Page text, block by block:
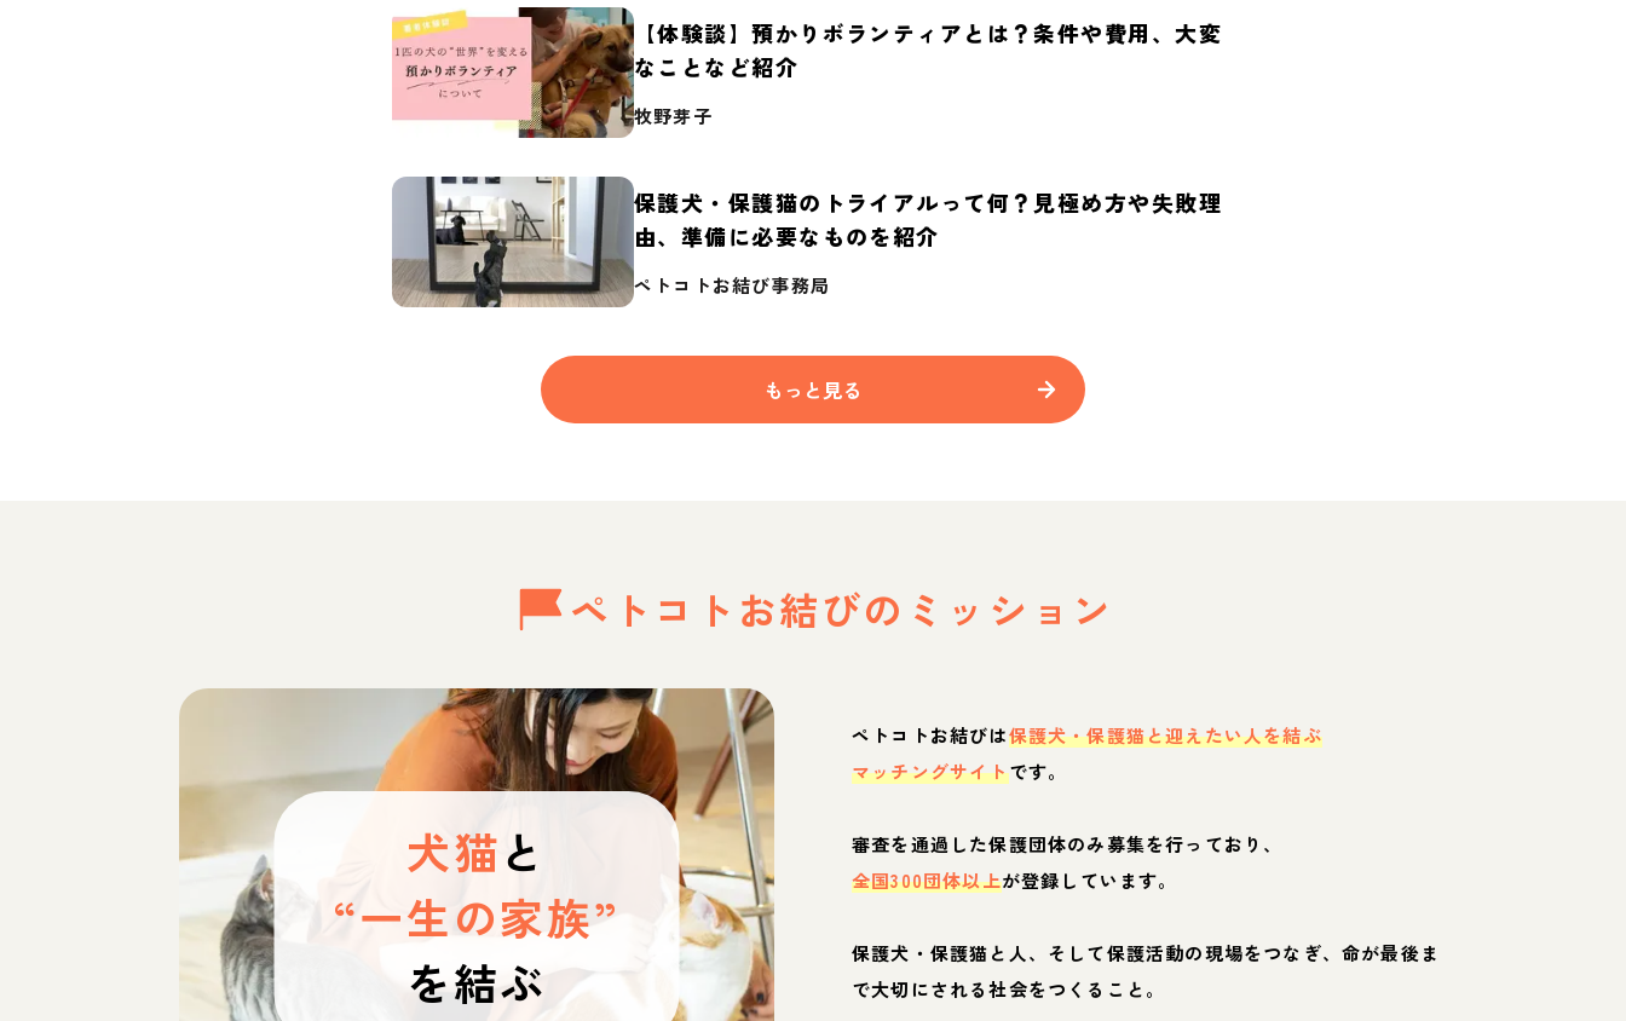
【体験談】預かりボランティアとは？条件や費用、大変
なことなど紹介
牧野芽子
保護犬・保護猫のトライアルって何？見極め方や失敗理
由、準備に必要なものを紹介
ペトコトお結び事務局
もっと見る
ペトコトお結びの ミッション
犬猫と
“一生の家族”
を結ぶ
ペトコトお結びは保護犬・保護猫と迎えたい人を結ぶ
マッチングサイトです。
審査を通過した保護団体のみ募集を行っており、
全国300団体以上が登録しています。
保護犬・保護猫と人、そして保護活動の現場をつなぎ、命が最後ま
で大切にされる社会をつくること。